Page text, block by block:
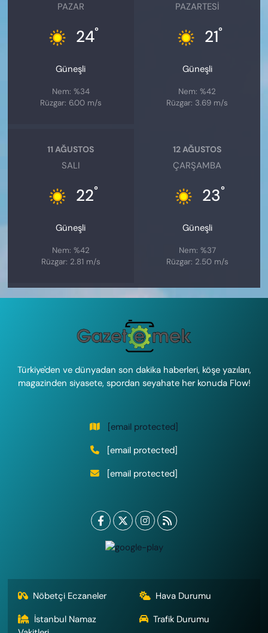
PAZAR
24°
Güneşli
Nem: %34
Rüzgar: 6.00 m/s
PAZARTESI
21°
Güneşli
Nem: %42
Rüzgar: 3.69 m/s
11 AĞUSTOS
SALI
22°
Güneşli
Nem: %42
Rüzgar: 2.81 m/s
12 AĞUSTOS
ÇARŞAMBA
23°
Güneşli
Nem: %37
Rüzgar: 2.50 m/s
Türkiye'den ve dünyadan son dakika haberleri, köşe yazıları,
magazinden siyasete, spordan seyahate her konuda Flow!
[email protected]
[email protected]
[email protected]
Nöbetçi Eczaneler
Hava Durumu
İstanbul Namaz
Trafik Durumu